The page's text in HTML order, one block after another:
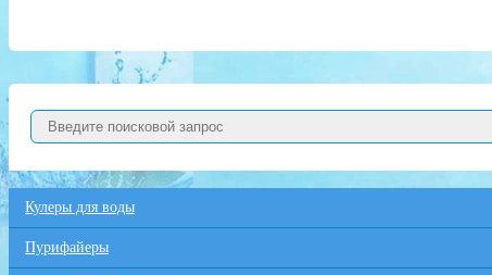
Кулеры для воды
Пурифайеры